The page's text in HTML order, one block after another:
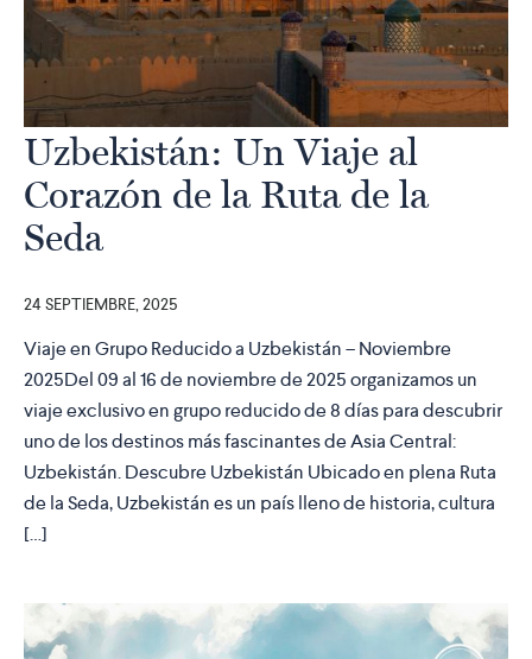
Uzbekistán: Un Viaje al
Corazón de la Ruta de la
Seda
24 SEPTIEMBRE, 2025
Viaje en Grupo Reducido a Uzbekistán – Noviembre
2025Del 09 al 16 de noviembre de 2025 organizamos un
viaje exclusivo en grupo reducido de 8 días para descubrir
uno de los destinos más fascinantes de Asia Central:
Uzbekistán. Descubre Uzbekistán Ubicado en plena Ruta
de la Seda, Uzbekistán es un país lleno de historia, cultura
[…]